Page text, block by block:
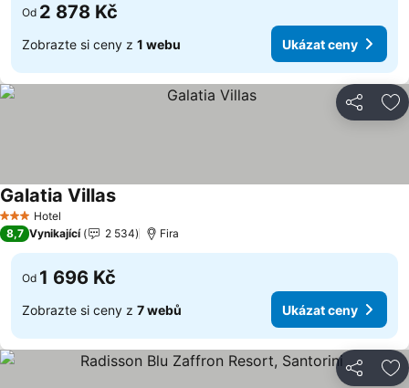
Od 2 878 Kč
Zobrazte si ceny z 1 webu Ukázat ceny
Sdílet
3 Počet hvězdiček
Hotel
Galatia VillasUkázat ceny
8,7 Vynikající 2 534 Fira
Od 1 696 Kč
Zobrazte si ceny z 7 webů Ukázat ceny
Sdílet